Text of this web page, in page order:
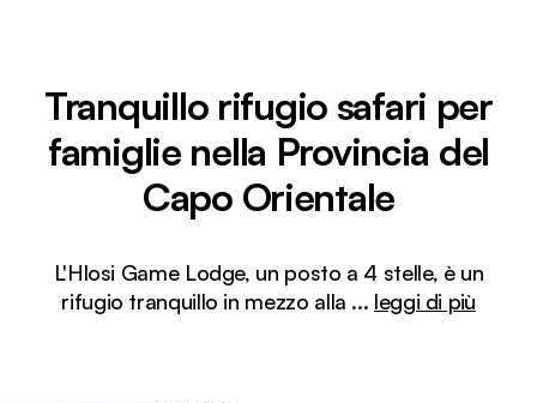
Tranquillo rifugio safari per
famiglie nella Provincia del
Capo Orientale
L'Hlosi Game Lodge, un posto a 4 stelle, è un
rifugio tranquillo in mezzo alla ... leggi di più